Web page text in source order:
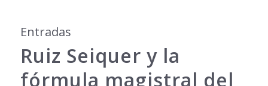
Entradas
Ruiz Seiquer y la
fórmula magistral del